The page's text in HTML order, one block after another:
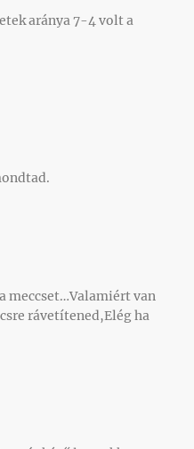
aránya 7-4 volt a
meccset…Valamiért van
rávetítened,Elég ha